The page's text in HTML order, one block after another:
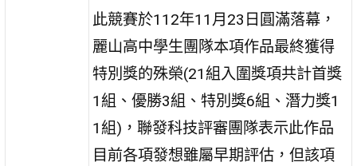
此競賽於112年11月23日圓滿落幕，
麗山高中學生團隊本項作品最終獲得
特別獎的殊榮(21組入圍獎項共計首獎
1組、優勝3組、特別獎6組、潛力獎1
1組)，聯發科技評審團隊表示此作品
目前各項發想雖屬早期評估，但該項